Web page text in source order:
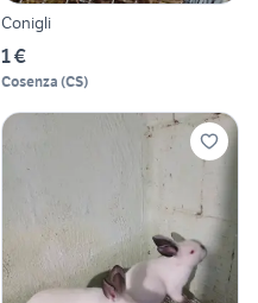
Conigli
1 €
Cosenza (CS)